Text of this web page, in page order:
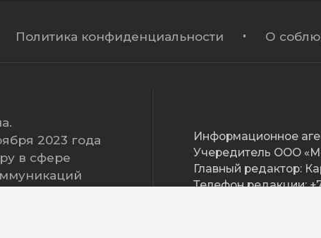
Политика конфиденциальности О
Информационное
Учередитель ООО
Главный редактор:
Телефон редакции:
2023 года
в сфере